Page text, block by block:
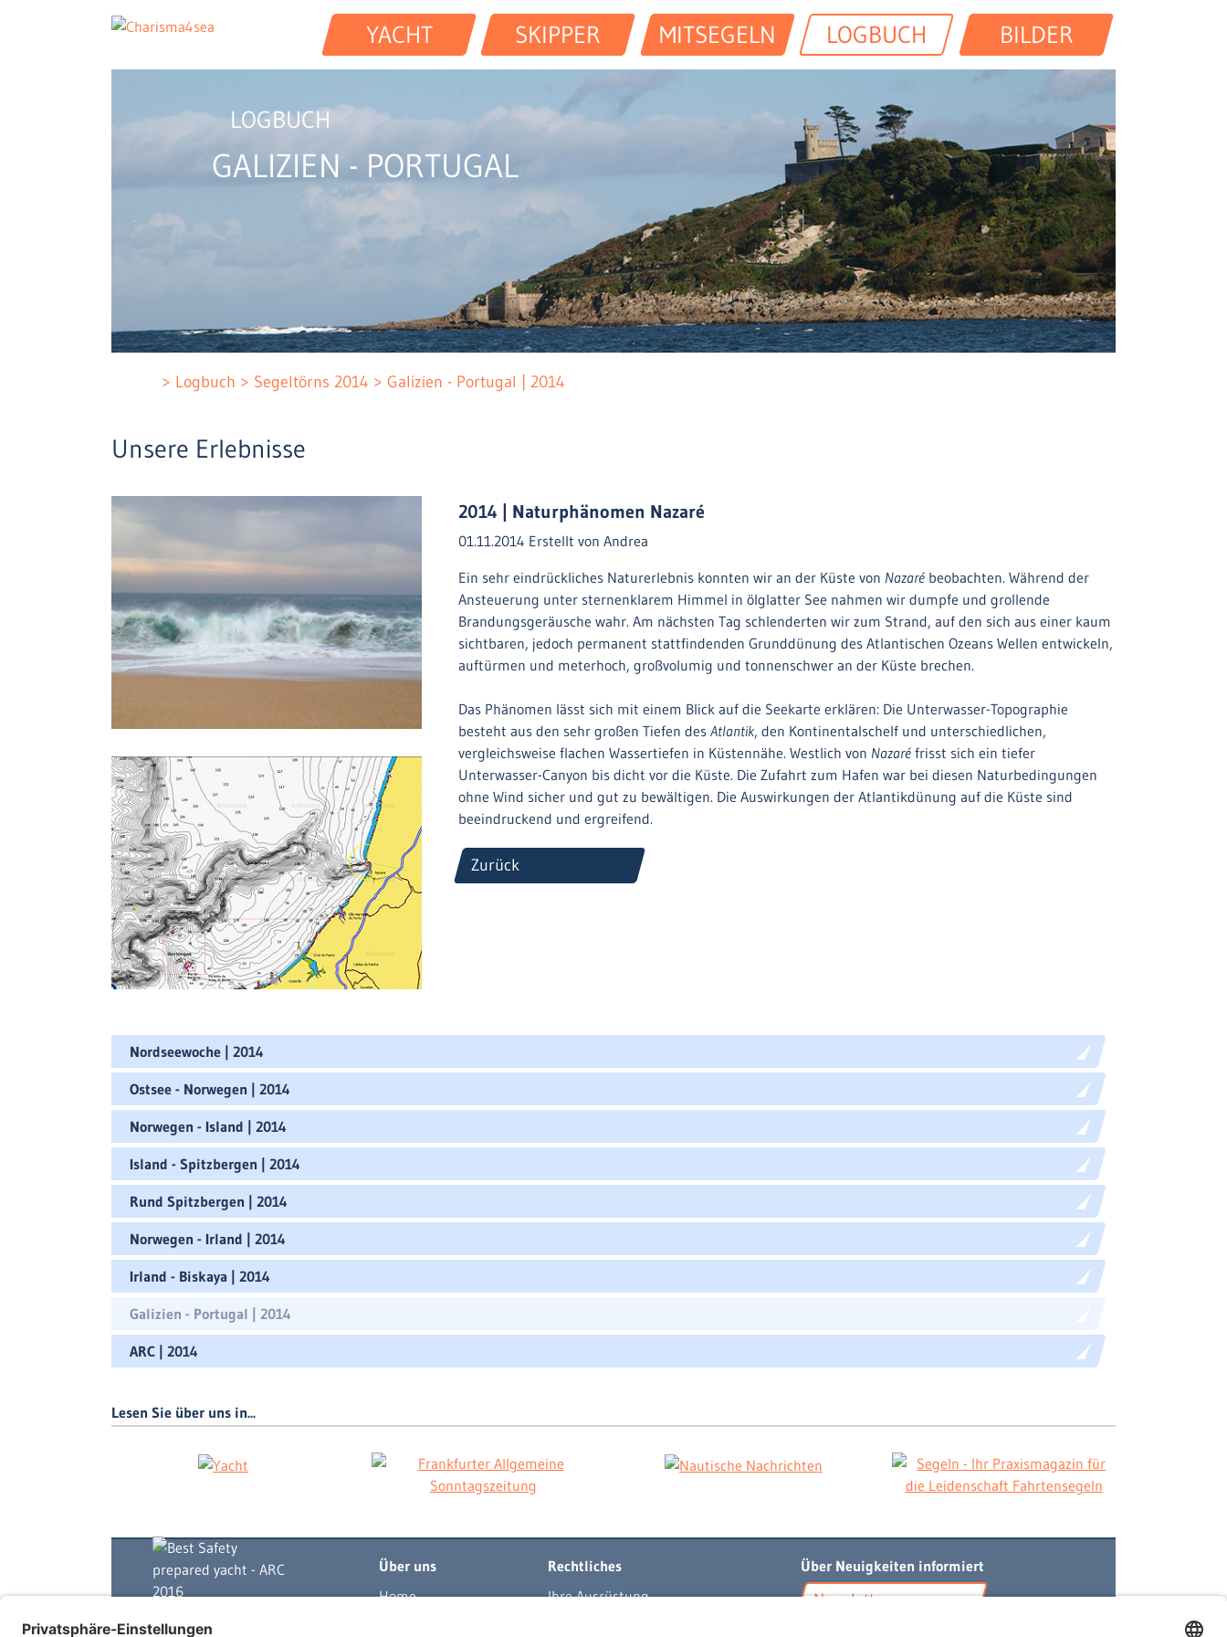
YACHT SKIPPER MITSEGELN LOGBUCH BILDER
LOGBUCH
GALIZIEN - PORTUGAL
Logbuch Segeltörns 2014 Galizien - Portugal | 2014
Unsere Erlebnisse
2014 | Naturphänomen Nazaré
01.11.2014 Erstellt von Andrea
Ein sehr eindrückliches Naturerlebnis konnten wir an der Küste von Nazaré beobachten. Während der
Ansteuerung unter sternenklarem Himmel in ölglatter See nahmen wir dumpfe und grollende
Brandungsgeräusche wahr. Am nächsten Tag schlenderten wir zum Strand, auf den sich aus einer kaum
sichtbaren, jedoch permanent stattfindenden Grunddünung des Atlantischen Ozeans Wellen entwickeln,
auftürmen und meterhoch, großvolumig und tonnenschwer an der Küste brechen.
Das Phänomen lässt sich mit einem Blick auf die Seekarte erklären: Die Unterwasser-Topographie
besteht aus den sehr großen Tiefen des Atlantik, den Kontinentalschelf und unterschiedlichen,
vergleichsweise flachen Wassertiefen in Küstennähe. Westlich von Nazaré frisst sich ein tiefer
Unterwasser-Canyon bis dicht vor die Küste. Die Zufahrt zum Hafen war bei diesen Naturbedingungen
ohne Wind sicher und gut zu bewältigen. Die Auswirkungen der Atlantikdünung auf die Küste sind
beeindruckend und ergreifend.
Zurück
Nordseewoche | 2014
Ostsee - Norwegen | 2014
Norwegen - Island | 2014
Island - Spitzbergen | 2014
Rund Spitzbergen | 2014
Norwegen - Irland | 2014
Irland - Biskaya | 2014
Galizien - Portugal | 2014
ARC | 2014
Lesen Sie über uns in...
Über uns
Home
Rechtliches
Ihre Ausrüstung
Über Neuigkeiten informiert
Newsletter